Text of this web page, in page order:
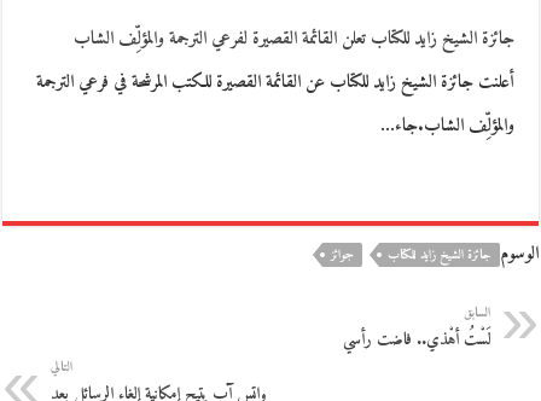
جائزة الشيخ زايد للكتاب تعلن القائمة القصيرة لفرعي الترجمة والمؤلِّف الشاب
أعلنت جائزة الشيخ زايد للكتاب عن القائمة القصيرة للكتب المرشحة في فرعي الترجمة
والمؤلِّف الشاب.جاء…
الوسوم جائزة الشيخ زايد للكتاب جوائز
السابق
لَسْتُ أهْذي.. فاضت رأسي
التالي
واتس آب يتيح إمكانية إلغاء الرسائل بعد